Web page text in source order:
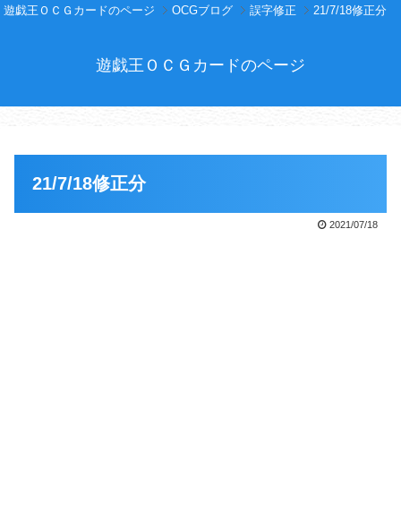
遊戯王ＯＣＧカードのページ OCGブログ 誤字修正 21/7/18修正分
遊戯王ＯＣＧカードのページ
21/7/18修正分
2021/07/18